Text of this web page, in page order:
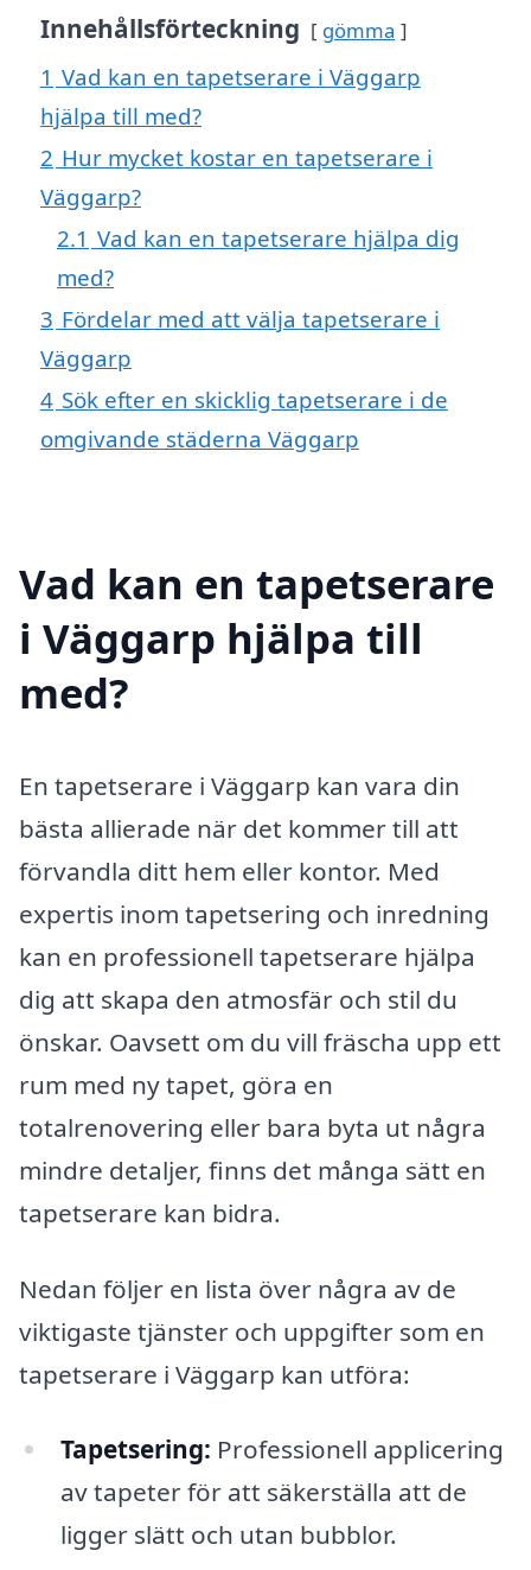
Innehållsförteckning gömma
1 Vad kan en tapetserare i Väggarp
hjälpa till med?
2 Hur mycket kostar en tapetserare i
Väggarp?
2.1 Vad kan en tapetserare hjälpa dig
med?
3 Fördelar med att välja tapetserare i
Väggarp
4 Sök efter en skicklig tapetserare i de
omgivande städerna Väggarp
Vad kan en tapetserare
i Väggarp hjälpa till
med?
En tapetserare i Väggarp kan vara din
bästa allierade när det kommer till att
förvandla ditt hem eller kontor. Med
expertis inom tapetsering och inredning
kan en professionell tapetserare hjälpa
dig att skapa den atmosfär och stil du
önskar. Oavsett om du vill fräscha upp ett
rum med ny tapet, göra en
totalrenovering eller bara byta ut några
mindre detaljer, finns det många sätt en
tapetserare kan bidra.
Nedan följer en lista över några av de
viktigaste tjänster och uppgifter som en
tapetserare i Väggarp kan utföra:
Tapetsering: Professionell applicering
av tapeter för att säkerställa att de
ligger slätt och utan bubblor.